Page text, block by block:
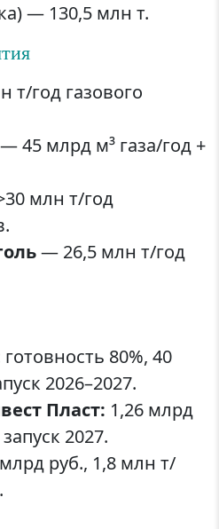
— 130,5 млн т.
т/год газового
— 45 млрд м³ газа/год +
млн т/год
— 26,5 млн т/год
готовность 80%, 40
2026–2027.
Пласт: 1,26 млрд
2027.
руб., 1,8 млн т/